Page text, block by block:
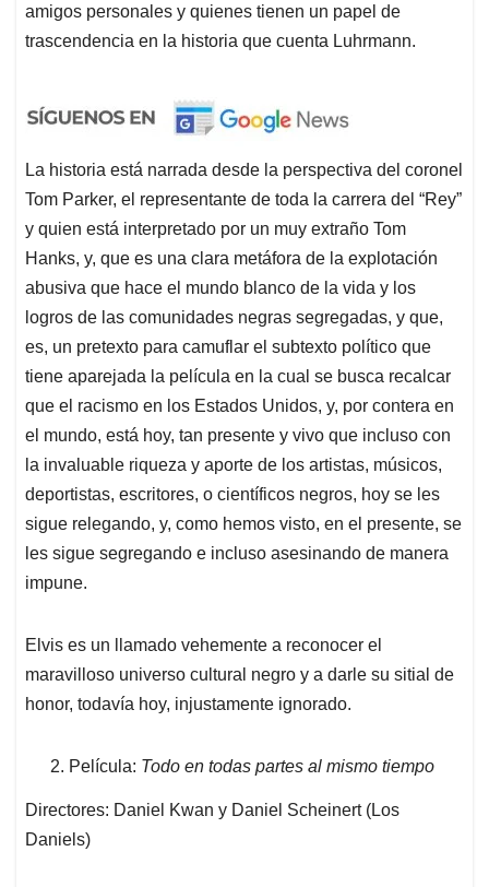
amigos personales y quienes tienen un papel de
trascendencia en la historia que cuenta Luhrmann.
La historia está narrada desde la perspectiva del coronel
Tom Parker, el representante de toda la carrera del “Rey”
y quien está interpretado por un muy extraño Tom
Hanks, y, que es una clara metáfora de la explotación
abusiva que hace el mundo blanco de la vida y los
logros de las comunidades negras segregadas, y que,
es, un pretexto para camuflar el subtexto político que
tiene aparejada la película en la cual se busca recalcar
que el racismo en los Estados Unidos, y, por contera en
el mundo, está hoy, tan presente y vivo que incluso con
la invaluable riqueza y aporte de los artistas, músicos,
deportistas, escritores, o científicos negros, hoy se les
sigue relegando, y, como hemos visto, en el presente, se
les sigue segregando e incluso asesinando de manera
impune.
Elvis es un llamado vehemente a reconocer el
maravilloso universo cultural negro y a darle su sitial de
honor, todavía hoy, injustamente ignorado.
Película: Todo en todas partes al mismo tiempo
Directores: Daniel Kwan y Daniel Scheinert (Los
Daniels)